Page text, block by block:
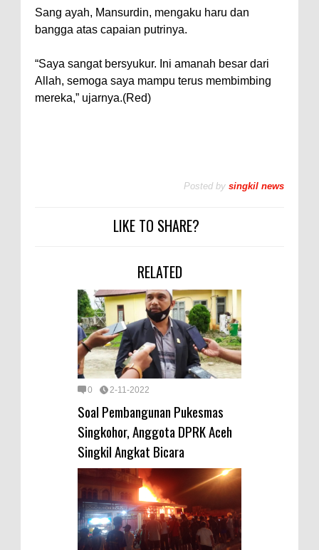
Sang ayah, Mansurdin, mengaku haru dan
bangga atas capaian putrinya.
“Saya sangat bersyukur. Ini amanah besar dari
Allah, semoga saya mampu terus membimbing
mereka,” ujarnya.(Red)
Posted by singkil news
LIKE TO SHARE?
RELATED
0 2-11-2022
Soal Pembangunan Pukesmas
Singkohor, Anggota DPRK Aceh
Singkil Angkat Bicara